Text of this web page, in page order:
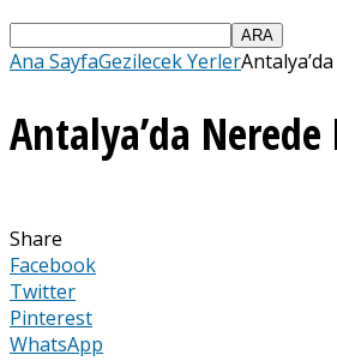
Ana SayfaGezilecek Yerler
Antalya’da Nerede
Share
Facebook
Twitter
Pinterest
WhatsApp